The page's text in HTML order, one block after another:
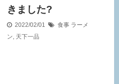
きました?
2022/02/01 食事 ラーメ
ン, 天下一品